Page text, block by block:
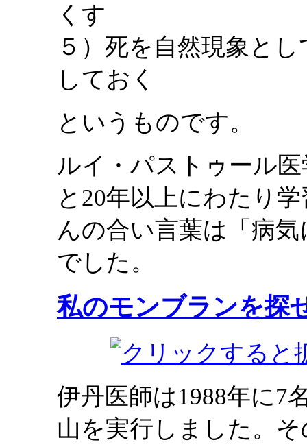
くす
５）死を自然現象と
しておく
というものです。
ルイ・パストゥール
と20年以上にわたり
んの合い言葉は「病
でした。
私のモンブランを探
伊丹医師は1988年に7
山を実行しました。